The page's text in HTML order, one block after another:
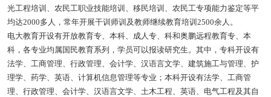
光工程培训、农民工职业技能培训、移民培训、农民工专项能力鉴定等平
均达2000多人，常年开展干训师训及教师继续教育培训2500余人。
电大教育开设有开放教育专、本科、成人专、科和奥鹏远程教育专、本
科，各专业均属国民教育系列，学员可以报读研究生。其中，专科开设有
法学、工商管理、行政管理、会计学、汉语言文学、建筑施工与管理、护
理学、药学、英语、计算机信息管理等专业；本科开设有法学、工商管
理、行政管理、会计学、汉语言文学、土木工程、英语、电气工程及其自